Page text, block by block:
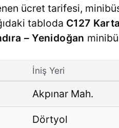
ücret tarifesi,
tabloda C127
– Yenidoğan
İniş Yeri
Akpınar Mah.
Dörtyol